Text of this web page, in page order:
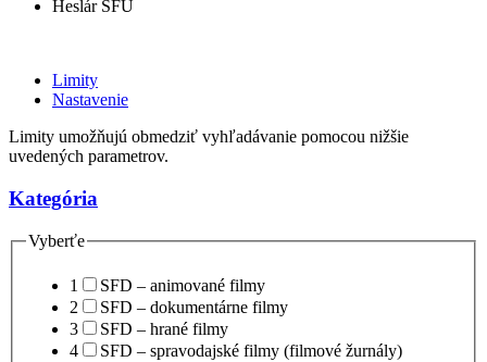
Heslár SFÚ
Limity
Nastavenie
Limity umožňujú obmedziť vyhľadávanie pomocou nižšie
uvedených parametrov.
Kategória
Vyberťe
1
SFD – animované filmy
2
SFD – dokumentárne filmy
3
SFD – hrané filmy
4
SFD – spravodajské filmy (filmové žurnály)